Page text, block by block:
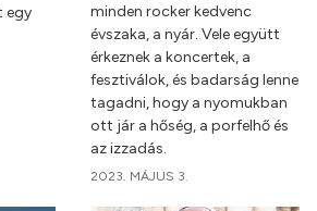
egy
minden rocker kedvenc
évszaka, a nyár. Vele együtt
érkeznek a koncertek, a
fesztiválok, és badarság lenne
tagadni, hogy a nyomukban
ott jár a hőség, a porfelhő és
az izzadás.
2023. MÁJUS 3.